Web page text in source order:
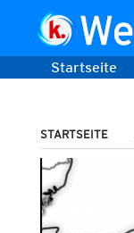
Startseite
STARTSEITE